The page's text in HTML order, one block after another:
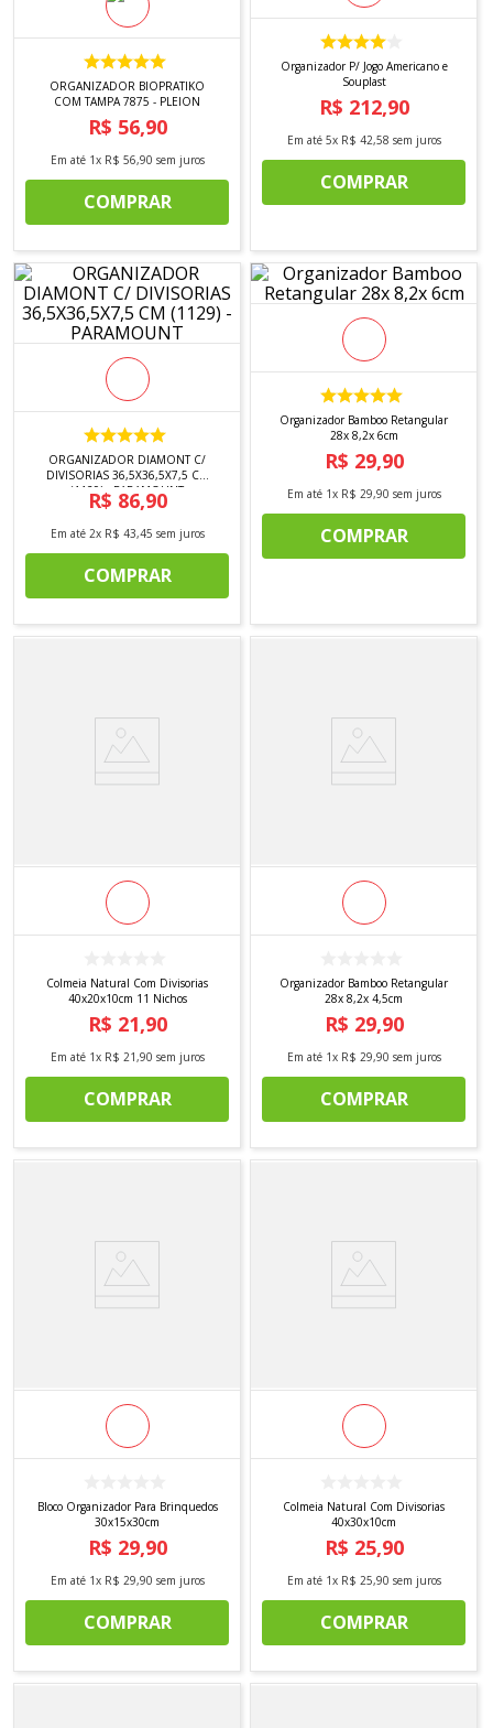
ORGANIZADOR BIOPRATIKO
COM TAMPA 7875 - PLEION
R$ 56,90
Em até 1x R$ 56,90 sem juros
COMPRAR
Organizador P/ Jogo Americano e
Souplast
R$ 212,90
Em até 5x R$ 42,58 sem juros
COMPRAR
ORGANIZADOR DIAMONT C/
DIVISORIAS 36,5X36,5X7,5 CM
(1129) - PARAMOUNT
R$ 86,90
Em até 2x R$ 43,45 sem juros
COMPRAR
Organizador Bamboo Retangular
28x 8,2x 6cm
R$ 29,90
Em até 1x R$ 29,90 sem juros
COMPRAR
Colmeia Natural Com Divisorias
40x20x10cm 11 Nichos
R$ 21,90
Em até 1x R$ 21,90 sem juros
COMPRAR
Organizador Bamboo Retangular
28x 8,2x 4,5cm
R$ 29,90
Em até 1x R$ 29,90 sem juros
COMPRAR
Bloco Organizador Para Brinquedos
30x15x30cm
R$ 29,90
Em até 1x R$ 29,90 sem juros
COMPRAR
Colmeia Natural Com Divisorias
40x30x10cm
R$ 25,90
Em até 1x R$ 25,90 sem juros
COMPRAR
tricoline digital
º toalha mesa